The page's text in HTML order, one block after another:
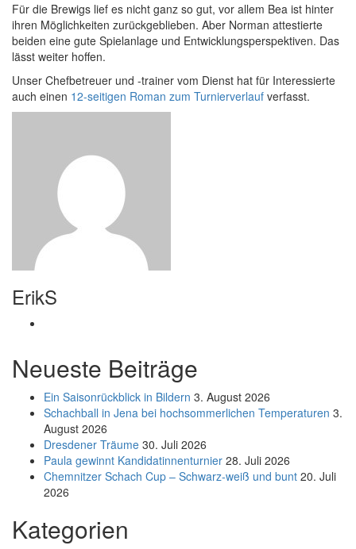
Für die Brewigs lief es nicht ganz so gut, vor allem Bea ist hinter
ihren Möglichkeiten zurückgeblieben. Aber Norman attestierte
beiden eine gute Spielanlage und Entwicklungsperspektiven. Das
lässt weiter hoffen.
Unser Chefbetreuer und -trainer vom Dienst hat für Interessierte
auch einen 12-seitigen Roman zum Turnierverlauf verfasst.
ErikS
Neueste Beiträge
Ein Saisonrückblick in Bildern 3. August 2026
Schachball in Jena bei hochsommerlichen Temperaturen 3.
August 2026
Dresdener Träume 30. Juli 2026
Paula gewinnt Kandidatinnenturnier 28. Juli 2026
Chemnitzer Schach Cup – Schwarz-weiß und bunt 20. Juli
2026
Kategorien